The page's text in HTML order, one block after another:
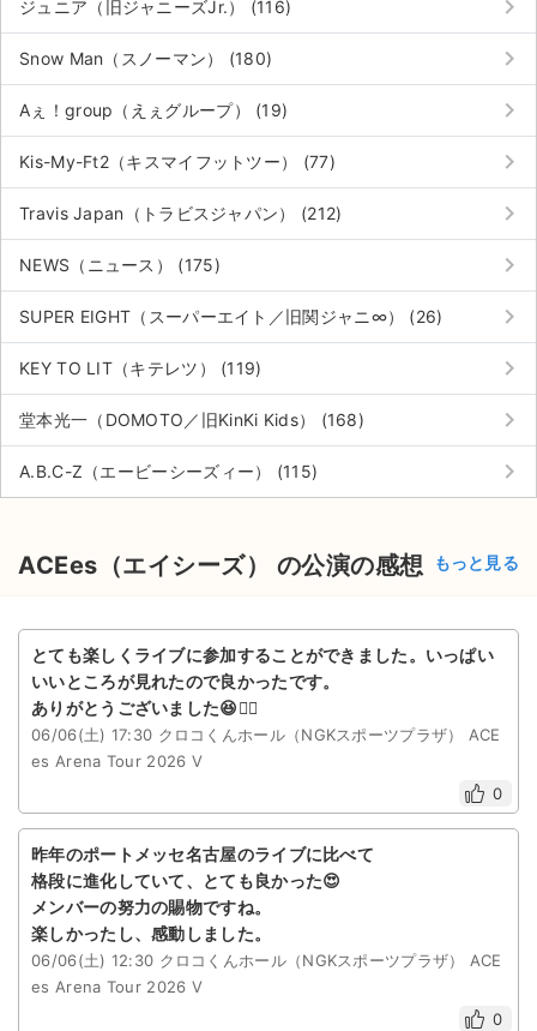
ジュニア（旧ジャニーズJr.） (116) keyboard_arrow_right
Snow Man（スノーマン） (180) keyboard_arrow_right
Aぇ！group（えぇグループ） (19) keyboard_arrow_right
Kis-My-Ft2（キスマイフットツー） (77) keyboard_arrow_right
Travis Japan（トラビスジャパン） (212) keyboard_arrow_right
NEWS（ニュース） (175) keyboard_arrow_right
SUPER EIGHT（スーパーエイト／旧関ジャニ∞） (26) keyboard_arrow_right
KEY TO LIT（キテレツ） (119) keyboard_arrow_right
堂本光一（DOMOTO／旧KinKi Kids） (168) keyboard_arrow_right
A.B.C-Z（エービーシーズィー） (115) keyboard_arrow_right
ACEes（エイシーズ） の公演の感想 もっと見る
とても楽しくライブに参加することができました。いっぱい
いいところが見れたので良かったです。
ありがとうございました😆🙇‍♀️
06/06(土) 17:30 クロコくんホール（NGKスポーツプラザ） ACE
es Arena Tour 2026 V
0
昨年のポートメッセ名古屋のライブに比べて
格段に進化していて、とても良かった😍
メンバーの努力の賜物ですね。
楽しかったし、感動しました。
06/06(土) 12:30 クロコくんホール（NGKスポーツプラザ） ACE
es Arena Tour 2026 V
0